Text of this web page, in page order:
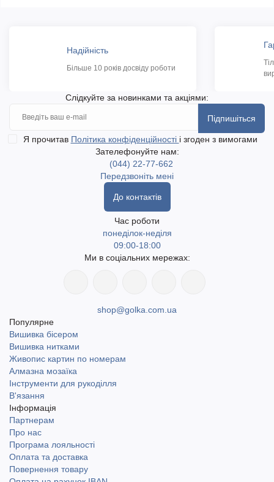
Надійність
Більше 10 років досвіду роботи
Слідкуйте за новинками та акціями:
Підпишіться
Я прочитав Політика конфіденційності і згоден з вимогами
Зателефонуйте нам:
(044) 22-77-662
Передзвоніть мені
До контактів
Час роботи
понеділок-неділя
09:00-18:00
Ми в соціальних мережах:
shop@golka.com.ua
Популярне
Вишивка бісером
Вишивка нитками
Живопис картин по номерам
Алмазна мозаїка
Інструменти для рукоділля
В'язання
Інформація
Партнерам
Про нас
Програма лояльності
Оплата та доставка
Повернення товару